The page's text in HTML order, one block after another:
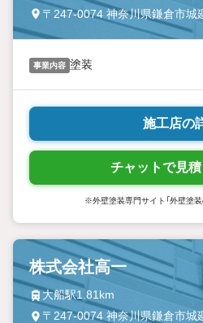
〒247-0074 神奈川県鎌倉市城
事業内容 塗装
施工店の
チャットで見
※外壁塗装専門サイト「外壁塗
株式会社高一
大船駅1.81km
〒247-0074 神奈川県鎌倉市城